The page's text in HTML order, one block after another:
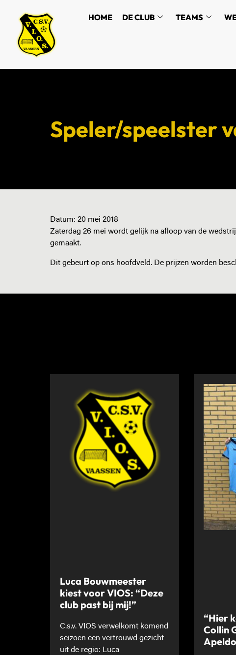
HOME DE CLUB TEAMS
Speler/speelster
Datum: 20 mei 2018
Zaterdag 26 mei wordt gelijk na afloop van de
gemaakt.
Dit gebeurt op ons hoofdveld. De prijzen worden
Luca Bouwmeester
kiest voor VIOS: “Deze
club past bij mij!”
C.s.v. VIOS verwelkomt komend
seizoen een vertrouwd gezicht
uit de regio: Luca
“Hier
Collin